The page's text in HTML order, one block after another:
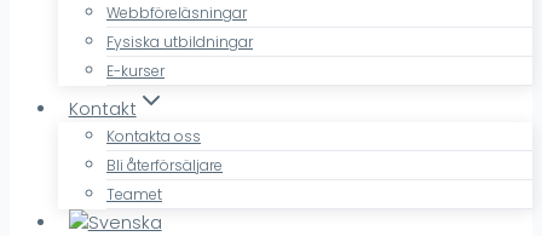
Webbföreläsningar
Fysiska utbildningar
E-kurser
Kontakt
Kontakta oss
Bli återförsäljare
Teamet